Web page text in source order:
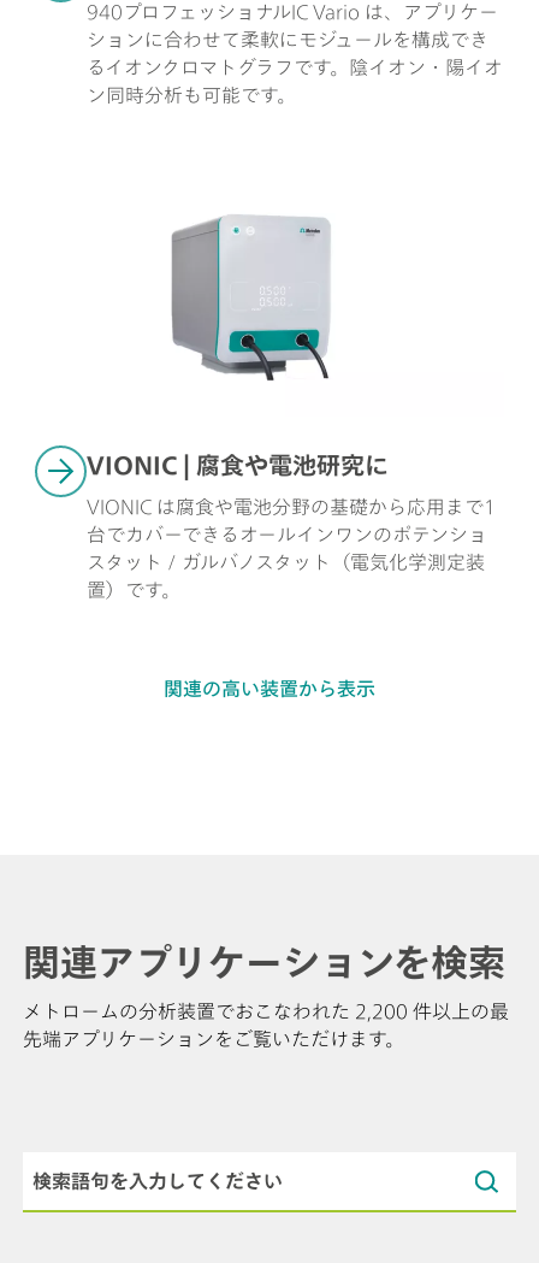
940プロフェッショナルIC Vario は、アプリケー
ションに合わせて柔軟にモジュールを構成でき
るイオンクロマトグラフです。陰イオン・陽イオ
ン同時分析も可能です。
VIONIC | 腐食や電池研究に
VIONIC は腐食や電池分野の基礎から応用まで1
台でカバーできるオールインワンのポテンショ
スタット / ガルバノスタット（電気化学測定装
置）です。
関連の高い装置から表示
関連アプリケーションを検索
メトロームの分析装置でおこなわれた 2,200 件以上の最
先端アプリケーションをご覧いただけます。